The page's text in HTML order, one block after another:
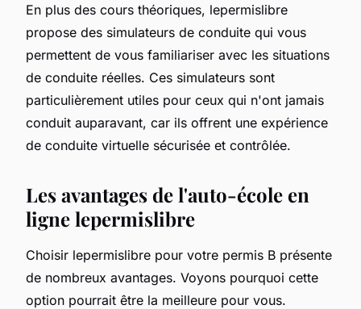
En plus des cours théoriques, lepermislibre
propose des simulateurs de conduite qui vous
permettent de vous familiariser avec les situations
de conduite réelles. Ces simulateurs sont
particulièrement utiles pour ceux qui n'ont jamais
conduit auparavant, car ils offrent une expérience
de conduite virtuelle sécurisée et contrôlée.
Les avantages de l'auto-école en
ligne lepermislibre
Choisir lepermislibre pour votre permis B présente
de nombreux avantages. Voyons pourquoi cette
option pourrait être la meilleure pour vous.